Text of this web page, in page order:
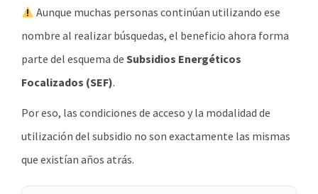
Aunque muchas personas continúan utilizando ese
nombre al realizar búsquedas, el beneficio ahora forma
parte del esquema de Subsidios Energéticos
Focalizados (SEF).
Por eso, las condiciones de acceso y la modalidad de
utilización del subsidio no son exactamente las mismas
que existían años atrás.